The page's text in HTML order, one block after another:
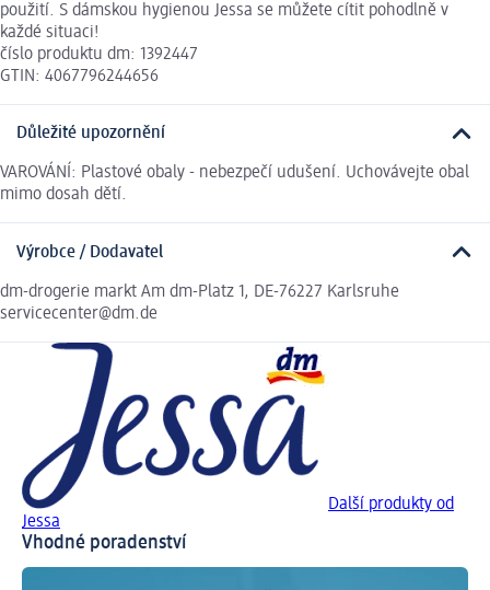
použití. S dámskou hygienou Jessa se můžete cítit pohodlně v
každé situaci!
číslo produktu dm: 1392447
GTIN: 4067796244656
Důležité upozornění
VAROVÁNÍ: Plastové obaly - nebezpečí udušení. Uchovávejte obal
mimo dosah dětí.
Výrobce / Dodavatel
dm-drogerie markt Am dm-Platz 1, DE-76227 Karlsruhe
servicecenter@dm.de
Další produkty od
Jessa
Vhodné poradenství